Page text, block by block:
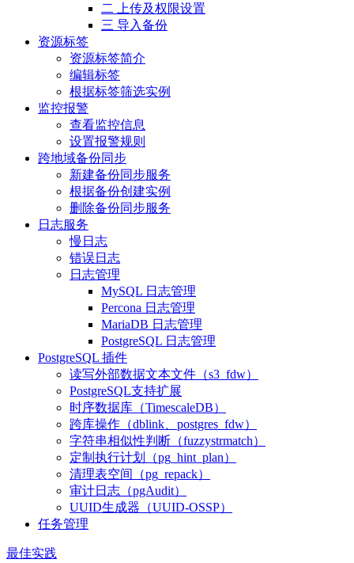
二 上传及权限设置
三 导入备份
资源标签
资源标签简介
编辑标签
根据标签筛选实例
监控报警
查看监控信息
设置报警规则
跨地域备份同步
新建备份同步服务
根据备份创建实例
删除备份同步服务
日志服务
慢日志
错误日志
日志管理
MySQL 日志管理
Percona 日志管理
MariaDB 日志管理
PostgreSQL 日志管理
PostgreSQL 插件
读写外部数据文本文件（s3_fdw）
PostgreSQL支持扩展
时序数据库（TimescaleDB）
跨库操作（dblink、postgres_fdw）
字符串相似性判断（fuzzystrmatch）
定制执行计划（pg_hint_plan）
清理表空间（pg_repack）
审计日志（pgAudit）
UUID生成器（UUID-OSSP）
任务管理
最佳实践